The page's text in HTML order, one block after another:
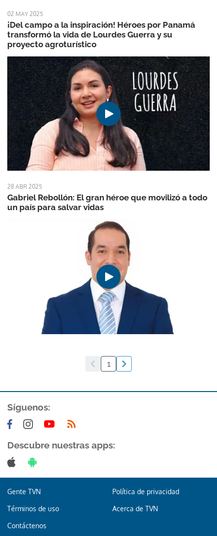
02 MAY 2025
¡Del campo a la inspiración! Héroes por Panamá
transformó la vida de Lourdes Guerra y su
proyecto agroturístico
28 ABR 2025
Gabriel Rebollón: El gran héroe que movilizó a todo
un país para salvar vidas
1
Síguenos:
Descubre nuestras apps:
Gente TVN Política de privacidad
Términos de uso Acerca de TVN
Contáctenos